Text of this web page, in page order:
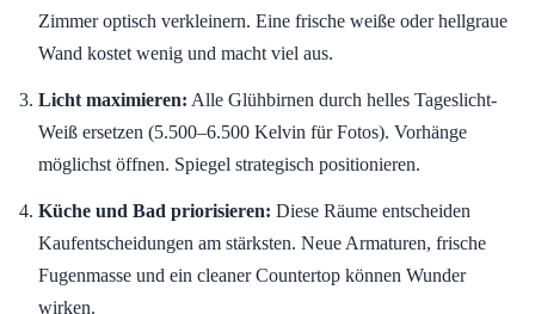
Zimmer optisch verkleinern. Eine frische weiße oder hellgraue
Wand kostet wenig und macht viel aus.
Licht maximieren: Alle Glühbirnen durch helles Tageslicht-
Weiß ersetzen (5.500–6.500 Kelvin für Fotos). Vorhänge
möglichst öffnen. Spiegel strategisch positionieren.
Küche und Bad priorisieren: Diese Räume entscheiden
Kaufentscheidungen am stärksten. Neue Armaturen, frische
Fugenmasse und ein cleaner Countertop können Wunder
wirken.